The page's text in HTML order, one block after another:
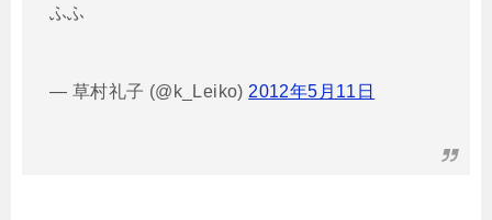
ふふ
— 草村礼子 (@k_Leiko) 2012年5月11日